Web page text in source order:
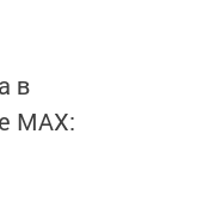
в
MАХ: